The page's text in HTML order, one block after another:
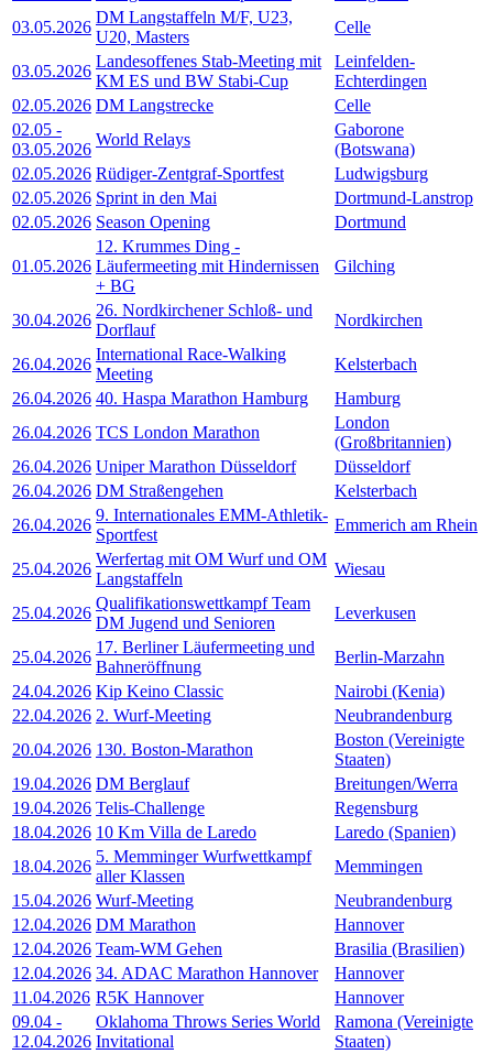
03.05.2026
DM Langstaffeln M/F, U23,
U20, Masters
Celle
03.05.2026
Landesoffenes Stab-Meeting mit
KM ES und BW Stabi-Cup
Leinfelden-
Echterdingen
02.05.2026 DM Langstrecke
Celle
02.05 -
03.05.2026
World Relays
Gaborone
(Botswana)
02.05.2026 Rüdiger-Zentgraf-Sportfest
Ludwigsburg
02.05.2026 Sprint in den Mai
Dortmund-Lanstrop
02.05.2026 Season Opening Dortmund
01.05.2026
12. Krummes Ding -
Läufermeeting mit Hindernissen
+ BG
Gilching
30.04.2026
26. Nordkirchener Schloß- und
Dorflauf
Nordkirchen
26.04.2026
International Race-Walking
Meeting
Kelsterbach
26.04.2026 40. Haspa Marathon Hamburg
Hamburg
26.04.2026 TCS London Marathon
London
(Großbritannien)
26.04.2026 Uniper Marathon Düsseldorf
Düsseldorf
26.04.2026 DM Straßengehen
Kelsterbach
26.04.2026
9. Internationales EMM-Athletik-
Sportfest
Emmerich am Rhein
25.04.2026
Werfertag mit OM Wurf und OM
Langstaffeln
Wiesau
25.04.2026
Qualifikationswettkampf Team
DM Jugend und Senioren
Leverkusen
25.04.2026
17. Berliner Läufermeeting und
Bahneröffnung
Berlin-Marzahn
24.04.2026 Kip Keino Classic
Nairobi (Kenia)
22.04.2026 2. Wurf-Meeting
Neubrandenburg
20.04.2026 130. Boston-Marathon
Boston (Vereinigte
Staaten)
19.04.2026 DM Berglauf
Breitungen/Werra
19.04.2026 Telis-Challenge
Regensburg
18.04.2026 10 Km Villa de Laredo
Laredo (Spanien)
18.04.2026
5. Memminger Wurfwettkampf
aller Klassen
Memmingen
15.04.2026 Wurf-Meeting
Neubrandenburg
12.04.2026 DM Marathon
Hannover
12.04.2026 Team-WM Gehen
Brasilia (Brasilien)
12.04.2026 34. ADAC Marathon Hannover
Hannover
11.04.2026 R5K Hannover
Hannover
09.04 -
12.04.2026
Oklahoma Throws Series World
Invitational
Ramona (Vereinigte
Staaten)